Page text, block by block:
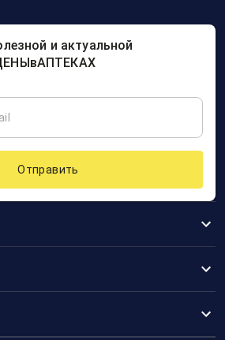
и актуальной
Отправить